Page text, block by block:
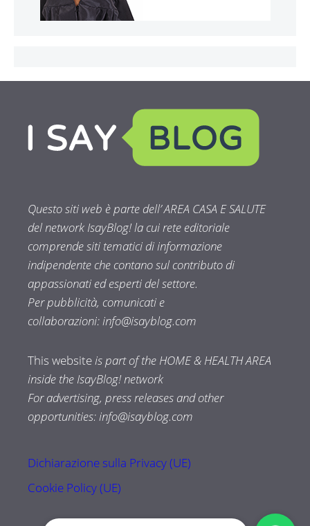
Questo siti web è parte dell’ AREA CASA E SALUTE
del network IsayBlog! la cui rete editoriale
comprende siti tematici di informazione
indipendente che contano sul contributo di
appassionati ed esperti del settore.
Per pubblicità, comunicati e
collaborazioni:info@isayblog.com
This websiteis part of the HOME & HEALTH AREA
inside the IsayBlog! network
For advertising, press releases and other
opportunities:info@isayblog.com
Dichiarazione sulla Privacy (UE)
Cookie Policy (UE)